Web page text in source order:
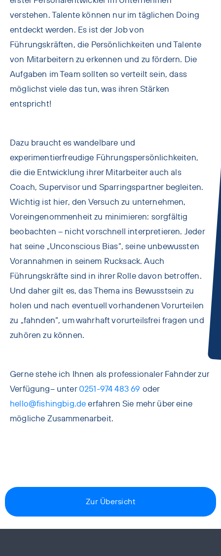
verstehen. Talente können nur im täglichen Doing
entdeckt werden. Es ist der Job von
Führungskräften, die Persönlichkeiten und Talente
von Mitarbeitern zu erkennen und zu fördern. Die
Aufgaben im Team sollten so verteilt sein, dass
möglichst viele das tun, was ihren Stärken
entspricht!
Dazu braucht es wandelbare und
experimentierfreudige Führungspersönlichkeiten,
die die Entwicklung ihrer Mitarbeiter auch als
Coach, Supervisor und Sparringspartner begleiten.
Wichtig ist hier, den Versuch zu unternehmen,
Voreingenommenheit zu minimieren: sorgfältig
beobachten – nicht vorschnell interpretieren. Jeder
hat seine „Unconscious Bias“, seine unbewussten
Vorannahmen in seinem Rucksack. Auch
Führungskräfte sind in ihrer Rolle davon betroffen.
Und daher gilt es, das Thema ins Bewusstsein zu
holen und nach eventuell vorhandenen Vorurteilen
zu „fahnden“, um wahrhaft vorurteilsfrei fragen und
zuhören zu können.
Gerne stehe ich Ihnen als professionaler Fahnder zur
Verfügung– unter0251-974 483 69 oder
hello@fishingbig.deerfahren Sie mehr über eine
mögliche Zusammenarbeit.
Zur Übersicht